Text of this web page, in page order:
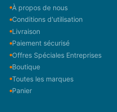
À propos de nous
Conditions d'utilisation
Livraison
Paiement sécurisé
Offres Spéciales Entreprises
Boutique
Toutes les marques
Panier